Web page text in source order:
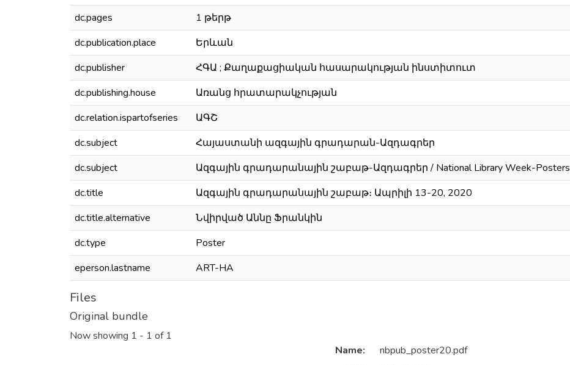
dc.pages
1 թերթ
dc.publication.place
Երևան
dc.publisher
ՀԳԱ ; Քաղաքացիական հասարակության ինստիտուտ
dc.publishing.house
Առանց հրատարակչության
dc.relation.ispartofseries
ԱԳՇ
dc.subject
Հայաստանի ազգային գրադարան-Ազդագրեր
dc.subject
Ազգային գրադարանային շաբաթ-Ազդագրեր / National Library Week-Posters
dc.title
Ազգային գրադարանային շաբաթ։ Ապրիլի 13-20, 2020
dc.title.alternative
Նվիրված Աննը Ֆրանկին
dc.type
Poster
eperson.lastname
ART-HA
Files
Original bundle
Now showing 1 - 1 of 1
Name:
nbpub_poster20.pdf